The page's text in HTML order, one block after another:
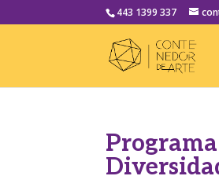
443 1399 337